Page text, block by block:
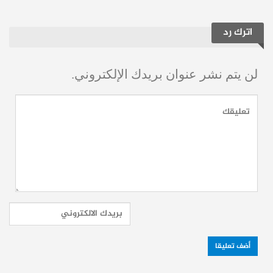
السابق، أصبح معاونًا لوزير الاقتصاد نضال
غياث دياب، وزير النفط السابق، عُين
مليون ليرة سورية، إضافة إلى المناقصات
الخارجية التي تفوق مليار ليرة، ما يمنحها تأثيرًا
مباشرًا على المشاريع الاستثمارية الكبرى في
اترك رد
لن يتم نشر عنوان بريدك الإلكتروني.